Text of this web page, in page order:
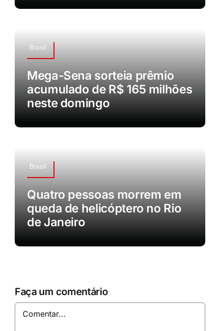
Brasil
Mega-Sena sorteia prêmio
acumulado de R$ 165 milhões
neste domingo
Brasil
Quatro pessoas morrem em
queda de helicóptero no Rio
de Janeiro
Faça um comentário
Comentar